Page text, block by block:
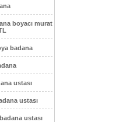
boyacı murat
badana
ustası
ustası
ustası